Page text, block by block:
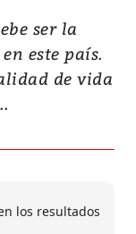
ser la
este país.
de vida
los resultados